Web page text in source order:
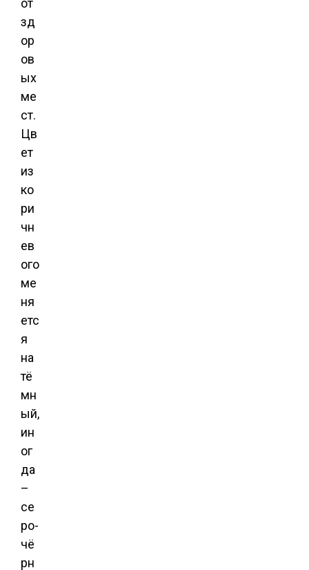
от
зд
ор
ов
ых
ме
ст.
Цв
ет
из
ко
ри
чн
ев
ого
ме
ня
етс
я
на
тё
мн
ый,
ин
ог
да
–
се
ро-
чё
рн